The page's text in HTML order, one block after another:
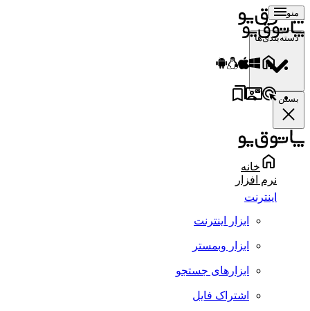
منو
دسته‌بندی‌ها
بستن
خانه
نرم افزار
اینترنت
ابزار اینترنت
ابزار وبمستر
ابزارهای جستجو
اشتراک فایل